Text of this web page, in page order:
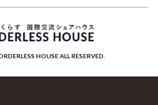
HOUSE ALL RESERVED.